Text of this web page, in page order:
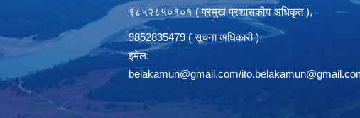
९८५२८५०१०१ ( प्रमुख प्रशासकीय अधिकृत ),
9852835479 ( सूचना अधिकारी )
इमेल:
belakamun@gmail.com/